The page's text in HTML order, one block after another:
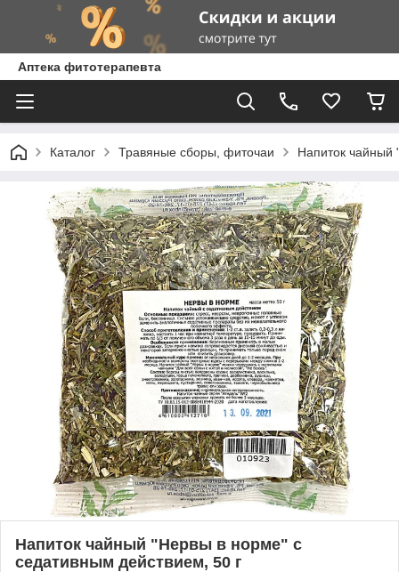
Аптека фитотерапевта
Каталог Травяные сборы, фиточаи Напиток чайный
Напиток чайный "Нервы в норме" с
седативным действием, 50 г